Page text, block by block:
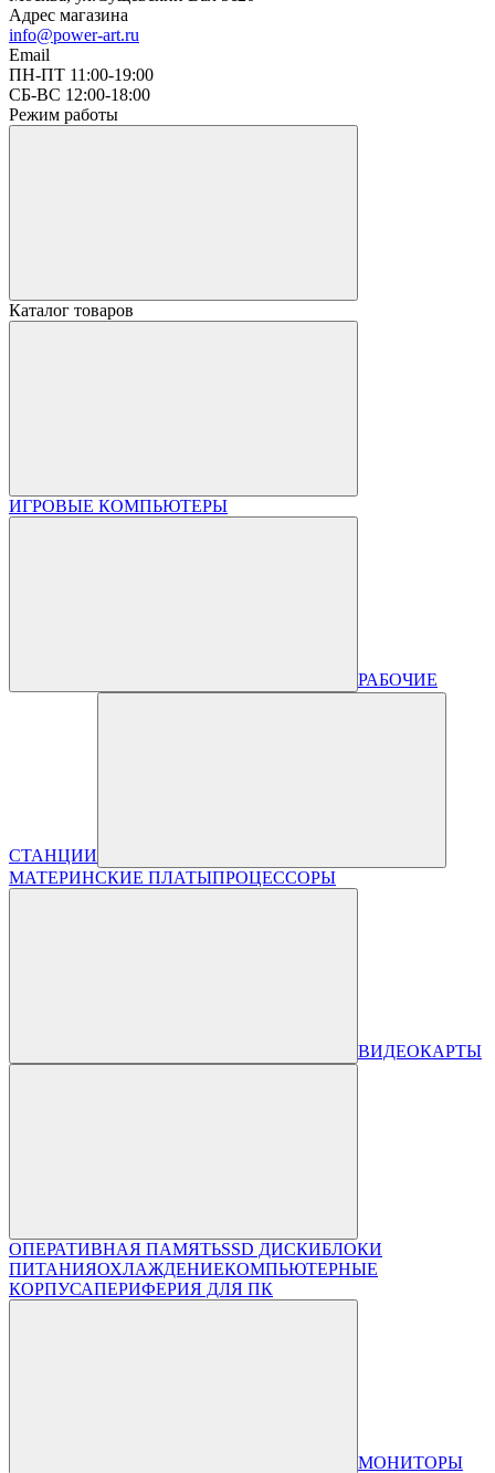
Адрес магазина
info@power-art.ru
Email
ПН-ПТ 11:00-19:00
СБ-ВС 12:00-18:00
Режим работы
Каталог товаров
ИГРОВЫЕ КОМПЬЮТЕРЫ
РАБОЧИЕ
СТАНЦИИ
МАТЕРИНСКИЕ ПЛАТЫПРОЦЕССОРЫ
ВИДЕОКАРТЫ
ОПЕРАТИВНАЯ ПАМЯТЬSSD ДИСКИБЛОКИ
ПИТАНИЯОХЛАЖДЕНИЕКОМПЬЮТЕРНЫЕ
КОРПУСАПЕРИФЕРИЯ ДЛЯ ПК
МОНИТОРЫ